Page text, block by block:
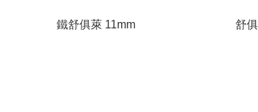
鐵舒俱萊 11mm 舒